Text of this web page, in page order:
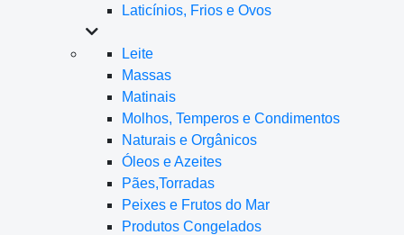
Laticínios, Frios e Ovos
Leite
Massas
Matinais
Molhos, Temperos e Condimentos
Naturais e Orgânicos
Óleos e Azeites
Pães,Torradas
Peixes e Frutos do Mar
Produtos Congelados